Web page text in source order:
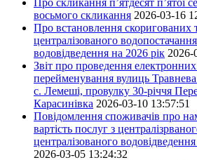
восьмого скликання 2026-03-16
Про встановлення скоригованих
централізованого
водовідведення на 2026 рік 2026-
Звіт про проведення
перейменування вулиць
с. Лемеші, провулку 30-річчя
Карасинівка 2026-03-10 13:57:51
Повідомлення споживачів про
вартість послуг з
централізованого
2026-03-05 13:24:32